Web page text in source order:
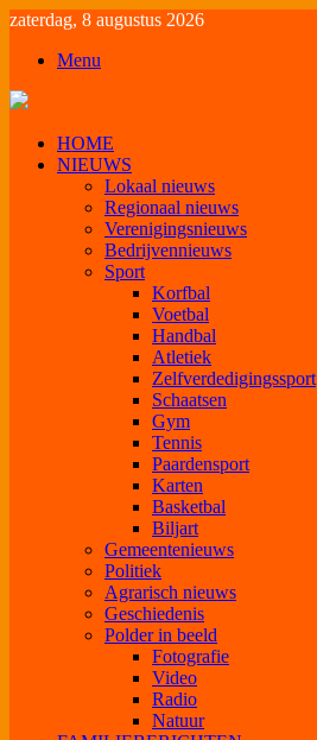
zaterdag, 8 augustus 2026
Menu
HOME
NIEUWS
Lokaal nieuws
Regionaal nieuws
Verenigingsnieuws
Bedrijvennieuws
Sport
Korfbal
Voetbal
Handbal
Atletiek
Zelfverdedigingssport
Schaatsen
Gym
Tennis
Paardensport
Karten
Basketbal
Biljart
Gemeentenieuws
Politiek
Agrarisch nieuws
Geschiedenis
Polder in beeld
Fotografie
Video
Radio
Natuur